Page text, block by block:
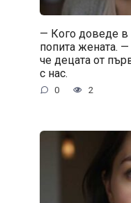
— Кого доведе
попита жената.
че децата от
с нас.
0 2